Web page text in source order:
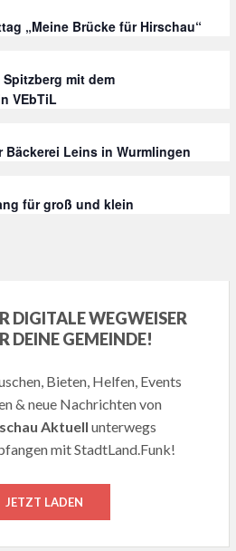
„Meine Brücke für Hirschau“
mit dem
VEbTiL
Leins in Wurmlingen
für groß und klein
DIGITALE WEGWEISER
DEINE GEMEINDE!
Bieten, Helfen, Events
& neue Nachrichten von
Aktuell unterwegs
mit StadtLand.Funk!
JETZT LADEN